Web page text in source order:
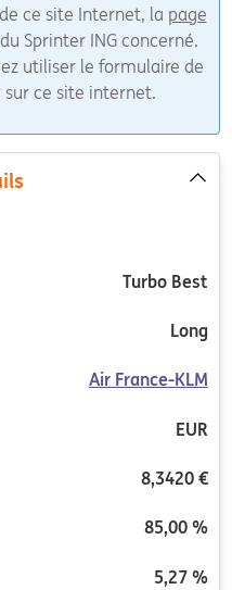
ce site Internet, la page
Sprinter ING concerné.
utiliser le formulaire de
ce site internet.
Turbo Best
Long
Air France-KLM
EUR
8,3420 €
85,00 %
5,27 %